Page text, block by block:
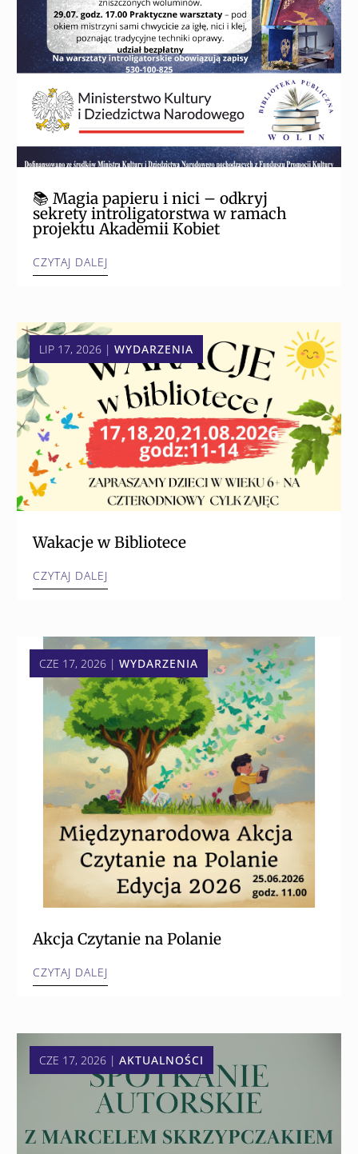
📚 Magia papieru i nici – odkryj
sekrety introligatorstwa w ramach
projektu Akademii Kobiet
CZYTAJ DALEJ
Wakacje w Bibliotece
LIP 17, 2026 |WYDARZENIA
CZYTAJ DALEJ
Akcja Czytanie na Polanie
CZE 17, 2026 |WYDARZENIA
CZYTAJ DALEJ
CZE 17, 2026 |AKTUALNOŚCI